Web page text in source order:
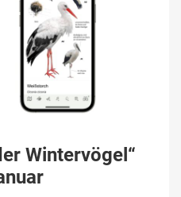
Wintervögel“